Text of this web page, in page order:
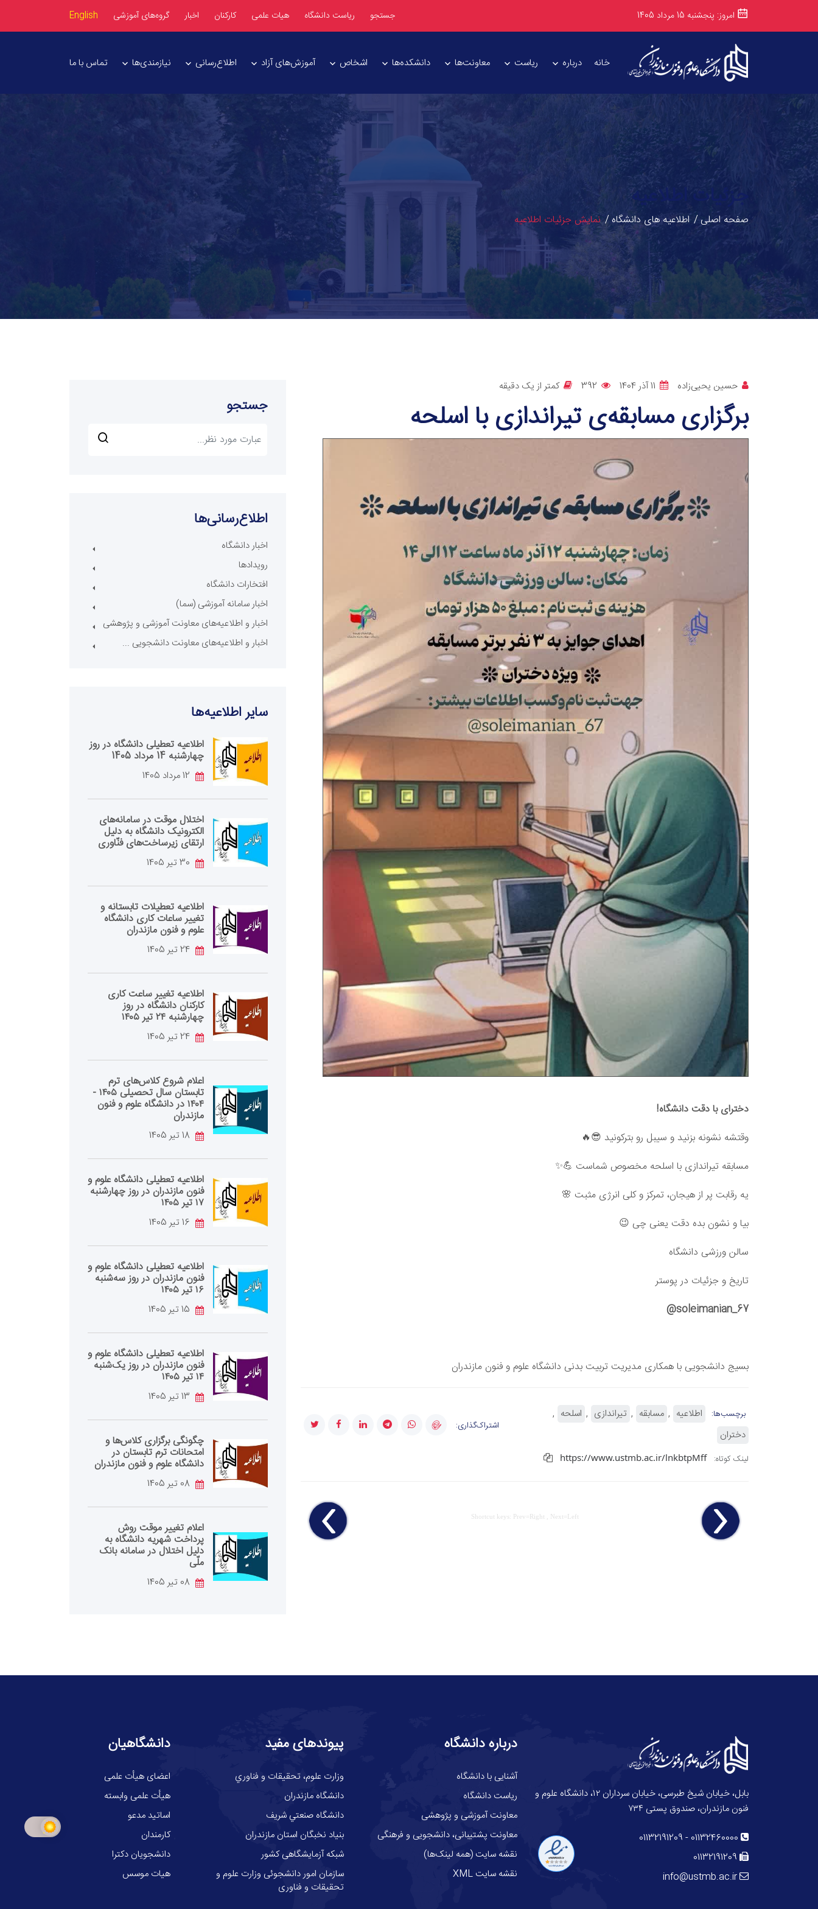
امروز: پنجشنبه 15 مرداد 1405 جستجو ریاست دانشگاه هیات علمی کارکنان اخبار گروه‌های آموزشی English
خانه درباره ریاست معاونت‌ها دانشکده‌ها اشخاص آموزش‌های آزاد اطلاع‌رسانی نیازمندی‌ها تماس با ما
جزئیات اطلاعیه
صفحه اصلی اطلاعیه های دانشگاه نمایش جزئیات اطلاعیه
حسین یحیی‌زاده 11 آذر 1404 392 کمتر از یک دقیقه
برگزاری مسابقه‌ی تیراندازی با اسلحه
دخترای با دقت دانشگاه!
وقتشه نشونه بزنید و سیبل رو بترکونید 😎🔥
مسابقه تیراندازی با اسلحه مخصوص شماست 💪✨
یه رقابت پر از هیجان، تمرکز و کلی انرژی مثبت 🌸
بیا و نشون بده دقت یعنی چی 😉
سالن ورزشی دانشگاه
تاریخ و جزئیات در پوستر
soleimanian_67@
بسیج دانشجویی با همکاری مدیریت تربیت بدنی دانشگاه علوم و فنون مازندران
برچسب‌ها: اطلاعیه مسابقه تیراندازی
اسلحه
دختران
اشتراک‌گذاری:
لینک کوتاه: https://www.ustmb.ac.ir/lnkbtpMff
Shortcut keys: Prev=Right , Next=Left
جستجو
اطلاع‌رسانی‌ها
اخبار دانشگاه
رویدادها
افتخارات دانشگاه
اخبار سامانه آموزشی (سما)
اخبار و اطلاعیه‌های معاونت آموزشی و پژوهشی
اخبار و اطلاعیه‌های معاونت دانشجویی ...
سایر اطلاعیه‌ها
اطلاعیه تعطیلی دانشگاه در روز
چهارشنبه 14 مرداد 1405
اختلال موقت در سامانه‌های
الکترونیک دانشگاه به دلیل
ارتقای زیرساخت‌های فنّاوری
اطلاعیه تعطیلات تابستانه و
تغییر ساعات کاری دانشگاه
علوم و فنون مازندران
اطلاعیه تغییر ساعت کاری
کارکنان دانشگاه در روز
چهارشنبه ۲۴ تیر ۱۴۰۵
اعلام شروع کلاس‌های ترم
تابستان سال تحصیلی ۱۴۰۵ -
۱۴۰۴ در دانشگاه علوم و فنون
مازندران
اطلاعیه تعطیلی دانشگاه علوم و
فنون مازندران در روز چهارشنبه
۱۷ تیر ۱۴۰۵
اطلاعیه تعطیلی دانشگاه علوم و
فنون مازندران در روز سه‌شنبه
۱۶ تیر ۱۴۰۵
اطلاعیه تعطیلی دانشگاه علوم و
فنون مازندران در روز یک‌شنبه
۱۴ تیر ۱۴۰۵
چگونگی برگزاری کلاس‌ها و
امتحانات ترم تابستان در
دانشگاه علوم و فنون مازندران
اعلام تغییر موقت روش
پرداخت شهریه دانشگاه به
دلیل اختلال در سامانه بانک
ملّی
بابل، خیابان شیخ طبرسی، خیابان سرداران ۱۲، دانشگاه علوم و
فنون مازندران، صندوق پستی ۷۳۴
01132460000
-
01132191209
01132191209
info@ustmb.ac.ir
درباره دانشگاه
آشنایی با دانشگاه
ریاست دانشگاه
معاونت آموزشی و پژوهشی
معاونت پشتیبانی، دانشجویی و فرهنگی
نقشه سایت (همه لینک‌ها)
نقشه سایت XML
پیوندهای مفید
وزارت علوم، تحقيقات و فناوري
دانشگاه مازندران
دانشگاه صنعتي شريف
بنیاد نخبگان استان مازندران
شبکه آزمایشگاهی کشور
سازمان امور دانشجوئی وزارت علوم و
تحقیقات و فناوری
دانشگاهیان
اعضای هیأت علمی
هیأت علمی وابسته
اساتید مدعو
کارمندان
دانشجویان دکترا
هیات موسس